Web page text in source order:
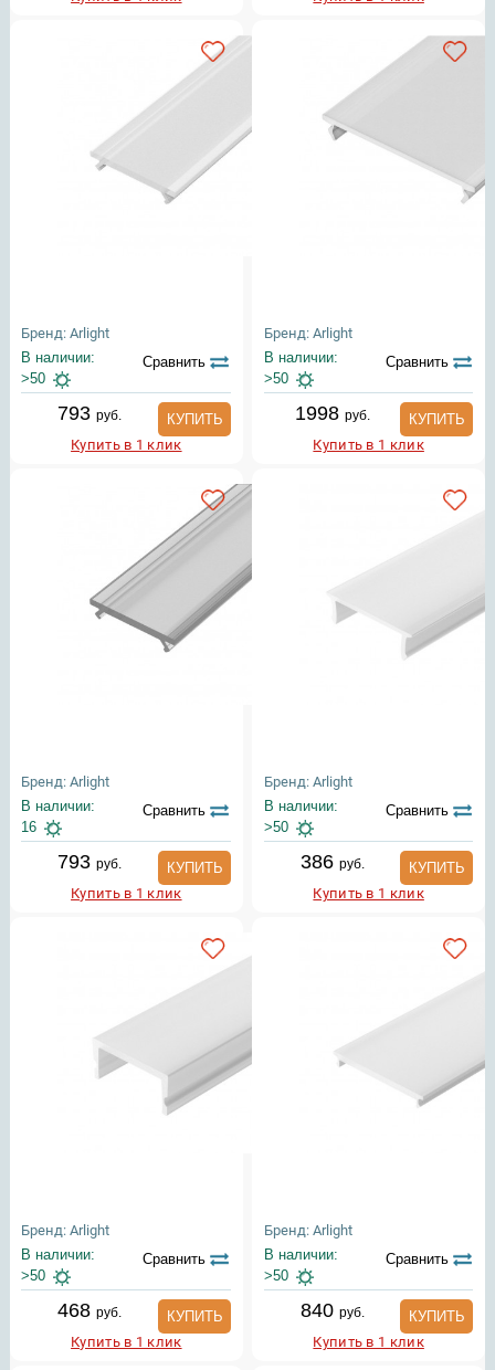
Бренд: Arlight
В наличии:
>50
Сравнить
793руб.
КУПИТЬ
Купить в 1 клик
Бренд: Arlight
В наличии:
>50
Сравнить
1998 руб.
КУПИТЬ
Купить в 1 клик
Бренд: Arlight
В наличии:
16
Сравнить
793руб.
КУПИТЬ
Купить в 1 клик
Бренд: Arlight
В наличии:
>50
Сравнить
386 руб.
КУПИТЬ
Купить в 1 клик
Бренд: Arlight
В наличии:
>50
Сравнить
468руб.
КУПИТЬ
Купить в 1 клик
Бренд: Arlight
В наличии:
>50
Сравнить
840 руб.
КУПИТЬ
Купить в 1 клик